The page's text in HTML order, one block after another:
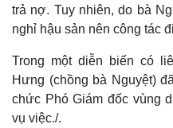
trả nợ. Tuy nhiên, do bà
nghỉ hậu sản nên công tác
Trong một diễn biến có
Hưng (chồng bà Nguyệt)
chức Phó Giám đốc vùng
vụ việc./.